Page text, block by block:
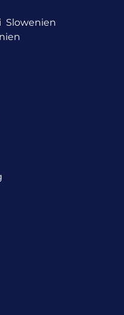
Slowenien